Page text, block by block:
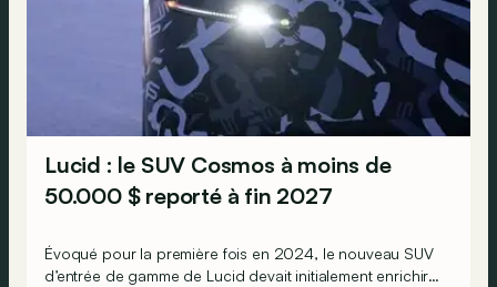
Lucid : le SUV Cosmos à moins de
50.000 $ reporté à fin 2027
Évoqué pour la première fois en 2024, le nouveau SUV
d’entrée de gamme de Lucid devait initialement enrichir